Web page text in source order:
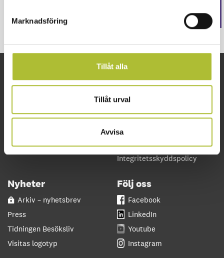
Marknadsföring
Tillåt alla
Tillåt urval
Avvisa
Snabblänkar
Företagsguiden
Svenskt Näringsliv
Om oss
Kontakta oss
Lediga tjänster
Partner och samarbeten
Visita in English
Integritetsskyddspolicy
Nyheter
Arkiv – nyhetsbrev
Press
Tidningen Besöksliv
Visitas logotyp
Följ oss
Facebook
LinkedIn
Youtube
Instagram